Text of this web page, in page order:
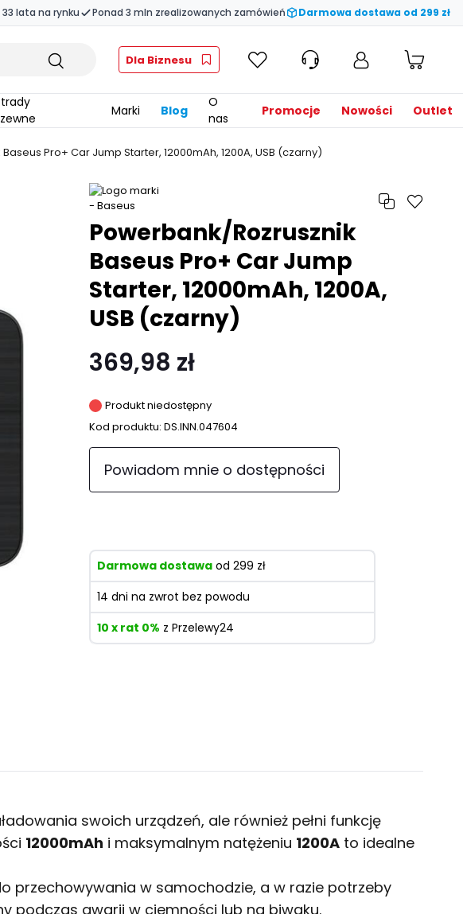
33 lata na rynku Ponad 3 mln zrealizowanych zamówień Darmowa dostawa od 299 zł
Dla Biznesu
Marki Blog
O
nas
Promocje Nowości Outlet
Pro+ Car Jump Starter, 12000mAh, 1200A, USB (czarny)
swoich urządzeń, ale również pełni funkcję
12000mAh i maksymalnym natężeniu 1200A to idealne
przechowywania w samochodzie, a w razie potrzeby
podczas awarii w ciemności lub na biwaku.
Powerbank/Rozrusznik
Baseus Pro+ Car Jump
Starter, 12000mAh, 1200A,
USB (czarny)
369,98 zł
Produkt niedostępny
Kod produktu: DS.INN.047604
Powiadom mnie o dostępności
Darmowa dostawa od 299 zł
14 dni na zwrot bez powodu
10 x rat 0% z Przelewy24